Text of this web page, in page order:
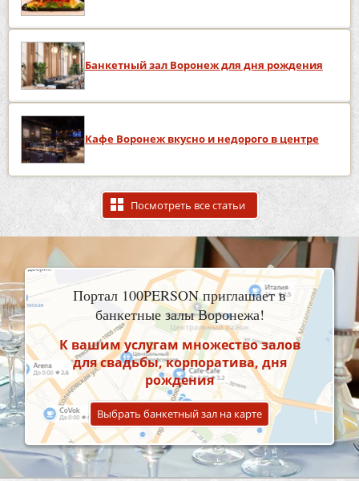
Банкетный зал Воронеж для дня рождения
Кафе Воронеж вкусно и недорого в центре
Посмотреть все статьи
Портал 100PERSON приглашает в
банкетные залы Воронежа!
К вашим услугам множество залов
для свадьбы, корпоратива, дня
рождения
Выбрать банкетный зал на карте